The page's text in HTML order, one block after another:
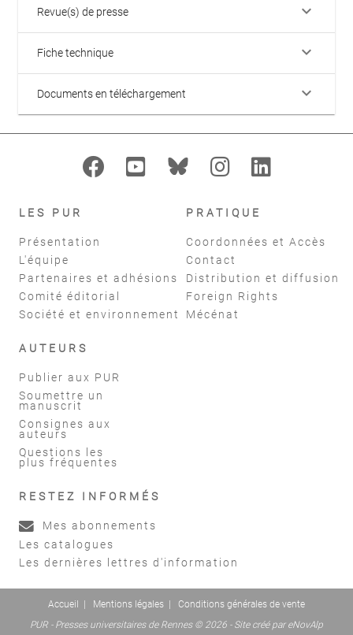
Revue(s) de presse keyboard_arrow_down
Fiche technique keyboard_arrow_down
Documents en téléchargement keyboard_arrow_down
LES PUR
Présentation
L'équipe
Partenaires et adhésions
Comité éditorial
Société et environnement
PRATIQUE
Coordonnées et Accès
Contact
Distribution et diffusion
Foreign Rights
Mécénat
AUTEURS
Publier aux PUR
Soumettre un
manuscrit
Consignes aux
auteurs
Questions les
plus fréquentes
RESTEZ INFORMÉS
Mes abonnements
Les catalogues
Les dernières lettres d'information
Accueil Mentions légales
Conditions générales de vente
PUR - Presses universitaires de Rennes © 2026 - Site créé par eNovAlp